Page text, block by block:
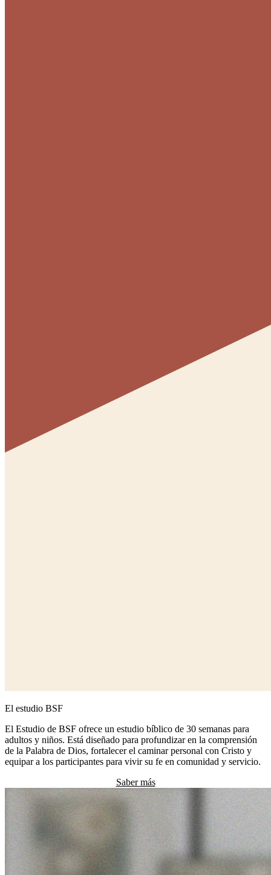
El estudio BSF
El Estudio de BSF ofrece un estudio bíblico de 30 semanas para
adultos y niños. Está diseñado para profundizar en la comprensión
de la Palabra de Dios, fortalecer el caminar personal con Cristo y
equipar a los participantes para vivir su fe en comunidad y servicio.
Saber más